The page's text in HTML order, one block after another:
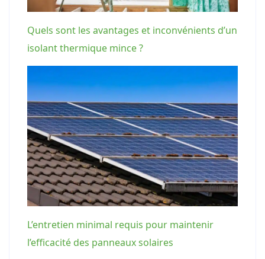
Quels sont les avantages et inconvénients d’un
isolant thermique mince ?
L’entretien minimal requis pour maintenir
l’efficacité des panneaux solaires